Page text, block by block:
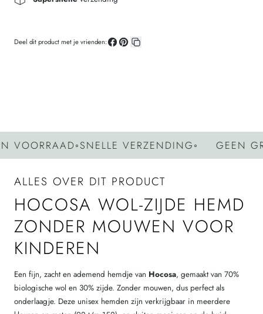
Deel dit product met je vrienden:
◦SNELLE VERZENDING◦ GEEN
ALLES OVER DIT PRODUCT
HOCOSA WOL-ZIJDE HEMD
ZONDER MOUWEN VOOR
KINDEREN
Een fijn, zacht en ademend hemdje van Hocosa, gemaakt van 70%
biologische wol en 30% zijde. Zonder mouwen, dus perfect als
onderlaagje. Deze unisex hemden zijn verkrijgbaar in meerdere